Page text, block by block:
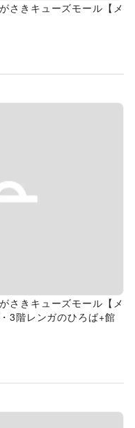
さきキューズモール【メ
さきキューズモール【メ
3階レンガのひろば+館